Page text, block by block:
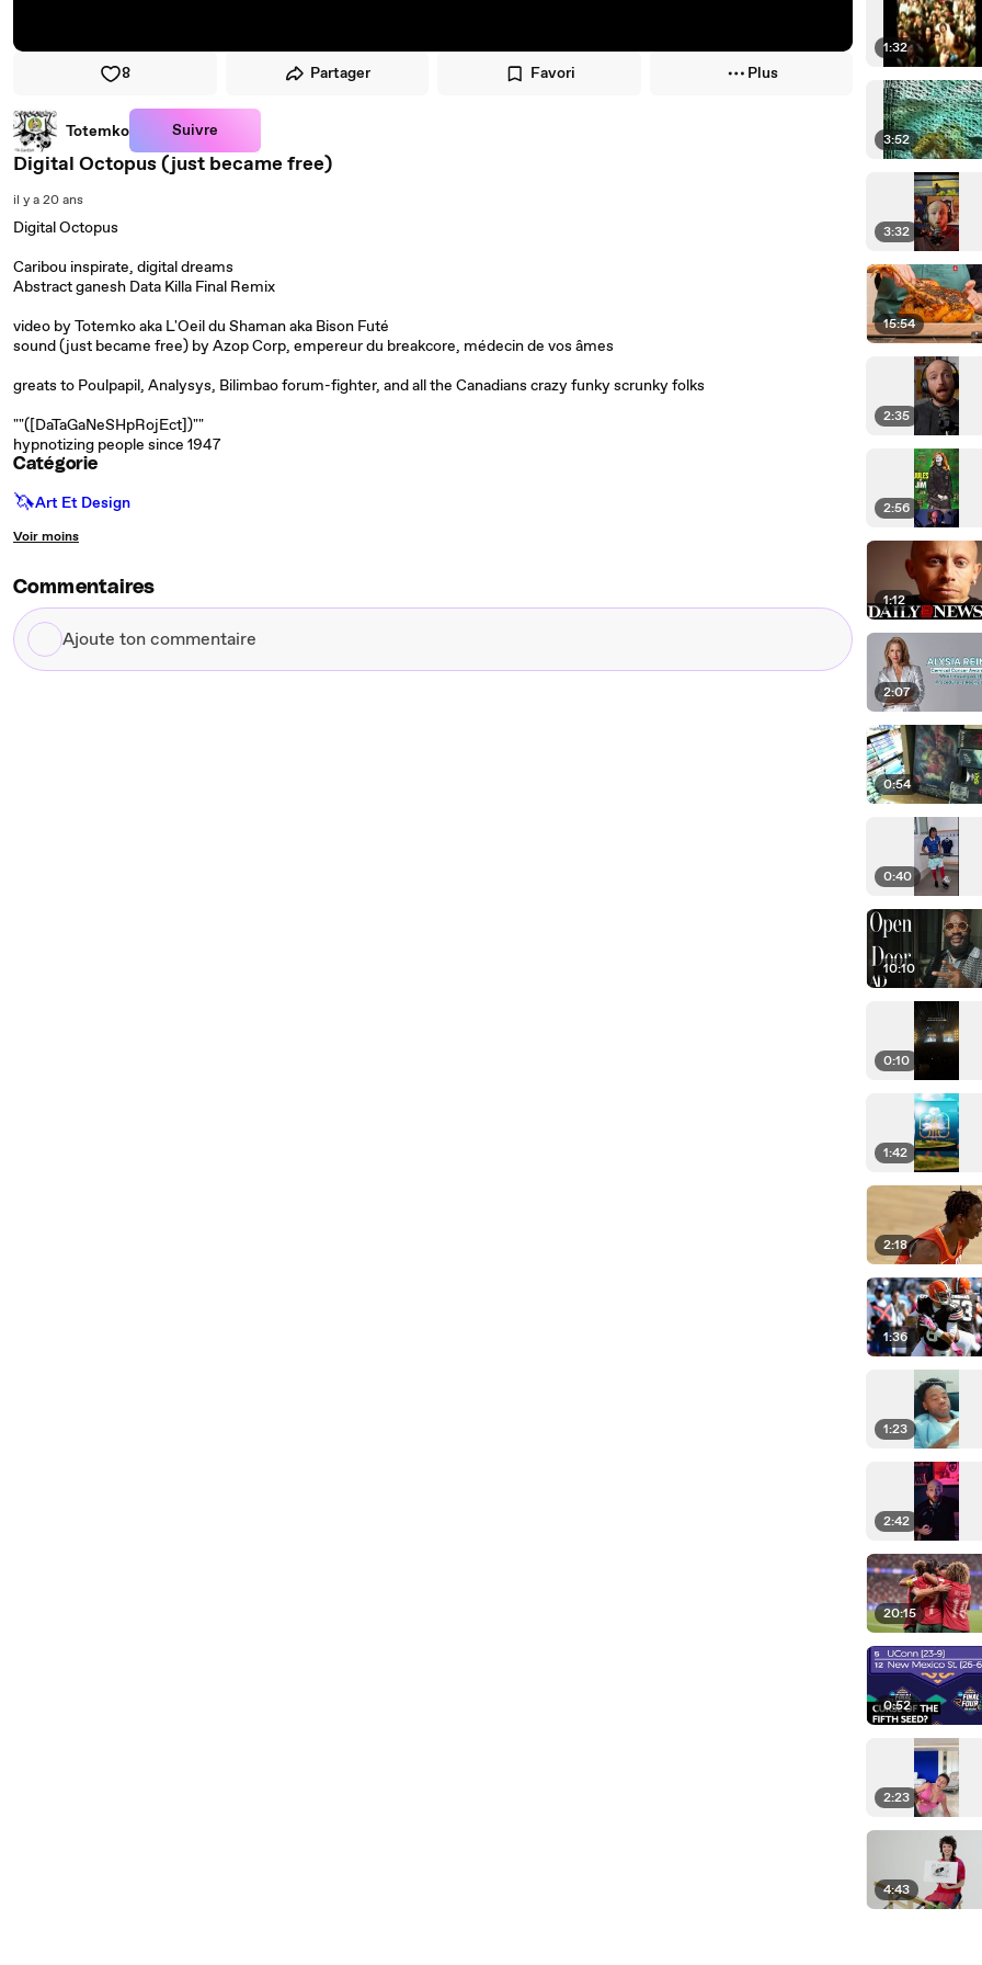
8 Partager Favori Plus
Totemko Suivre
Digital Octopus (just became free)
il y a 20 ans
Digital Octopus
Caribou inspirate, digital dreams
Abstract ganesh Data Killa Final Remix
video by Totemko aka L'Oeil du Shaman aka Bison Futé
sound (just became free) by Azop Corp, empereur du breakcore, médecin de vos âmes
greats to Poulpapil, Analysys, Bilimbao forum-fighter, and all the Canadians crazy funky scrunky folks
""([DaTaGaNeSHpRojEct])""
hypnotizing people since 1947
Catégorie
🦄Art Et Design
Voir moins
Commentaires
Ajoute
ton
1:32
3:52
3:32
15:54
2:35
2:56
1:12
2:07
0:54
0:40
10:10
0:10
1:42
2:18
1:36
1:23
2:42
20:15
0:52
2:23
4:43